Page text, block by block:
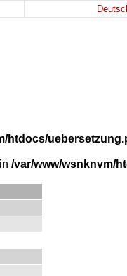
htdocs/
/var/www/wsnknvm/